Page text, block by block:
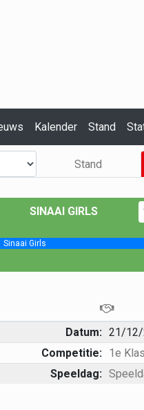
Kalender Stand
Stand
SINAAI GIRLS
Sinaai Girls
Datum: 21/12/
Competitie: 1e
Speeldag: